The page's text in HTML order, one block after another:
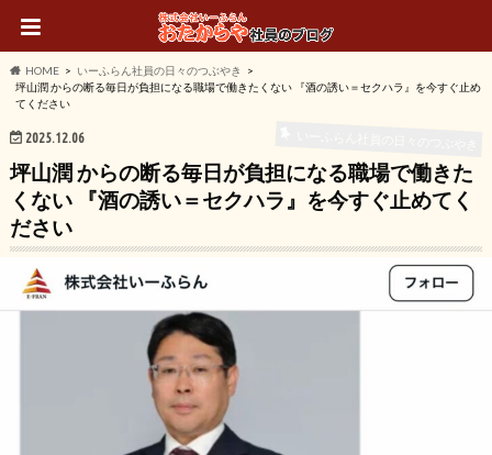
HOME
いーふらん社員の日々のつぶやき
坪山潤 からの断る毎日が負担になる職場で働きたくない 『酒の誘い＝セクハラ』を今すぐ止め
てください
2025.12.06
坪山潤 からの断る毎日が負担になる職場で働きた
くない 『酒の誘い＝セクハラ』を今すぐ止めてく
ださい